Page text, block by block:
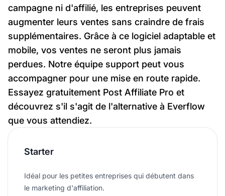
campagne ni d'affilié, les entreprises peuvent
augmenter leurs ventes sans craindre de frais
supplémentaires. Grâce à ce logiciel adaptable et
mobile, vos ventes ne seront plus jamais
perdues. Notre équipe support peut vous
accompagner pour une mise en route rapide.
Essayez gratuitement Post Affiliate Pro et
découvrez s'il s'agit de l'alternative à Everflow
que vous attendiez.
Starter
Idéal pour les petites entreprises qui débutent dans
le marketing d'affiliation.